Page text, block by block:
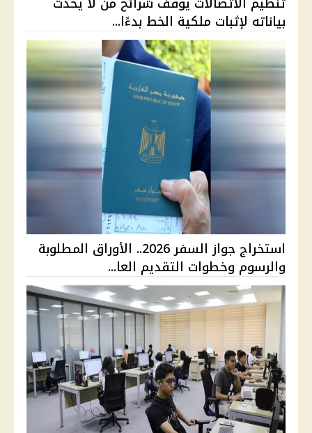
بياناته لإثبات ملكية الخط بدءًا...
استخراج جواز السفر 2026.. الأوراق المطلوبة
والرسوم وخطوات التقديم العا...